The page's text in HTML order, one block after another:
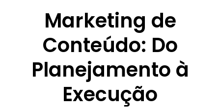
Marketing de
Conteúdo: Do
Planejamento à
Execução